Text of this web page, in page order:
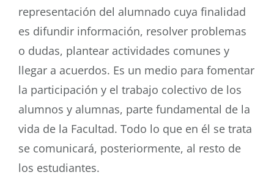
representación del alumnado cuya finalidad
es difundir información, resolver problemas
o dudas, plantear actividades comunes y
llegar a acuerdos. Es un medio para fomentar
la participación y el trabajo colectivo de los
alumnos y alumnas, parte fundamental de la
vida de la Facultad. Todo lo que en él se trata
se comunicará, posteriormente, al resto de
los estudiantes.